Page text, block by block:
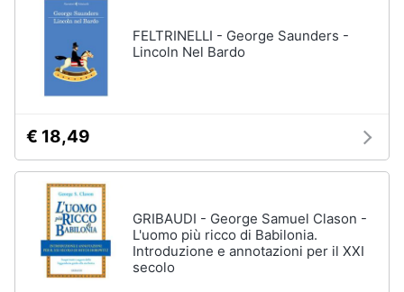
Sport
Animali
Libri,
cd
Festività
Personaggi
cristiano
ronaldo
contro
Sean
connery
FELTRINELLI - George Saunders -
Lincoln Nel Bardo
€ 18,49
GRIBAUDI - George Samuel Clason -
L'uomo più ricco di Babilonia.
Introduzione e annotazioni per il XXI
secolo